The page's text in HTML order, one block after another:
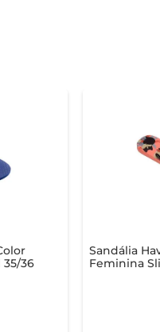
de fazer os
momentos de
35/36
Sandália
Feminina